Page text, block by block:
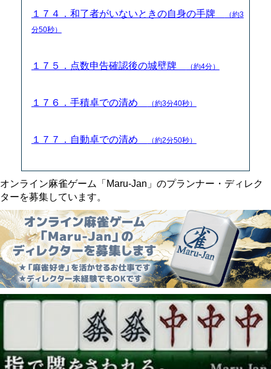
１７４．和了者がいないときの自身の手牌
（約3
分50秒）
１７５．点数申告確認後の城壁牌 （約4分）
１７６．手積卓での清め （約3分40秒）
１７７．自動卓での清め （約2分50秒）
オンライン麻雀ゲーム「Maru-Jan」のプランナー・ディレク
ターを募集しています。